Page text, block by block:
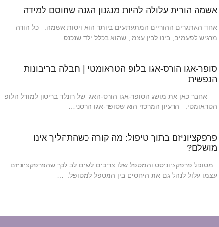
אשמה הורית עלולה להיות מנגנון הגנה שחוסם למידה
אחד האתגרים ההוריים המתעתעים ביותר הוא ויסות אשמה. כל הורה
מרגיש לפעמים, בינו לבין עצמו, שהוא בכלל ילד שנכנס…
סופר-אגו הורס-אגו בלופ הטראומטי | חבלה בריבונות
הנפשית
אחבר כאן את מושג הסופר-אגו הורס-האגו של רונלד בריטון למודל הלופ
הטראומטי. הרעיון המרכזי הוא שסופר-אגו הרסני…
פרפקציוניזם בתוך טיפול: מה קורה כשהתהליך אינו
מושלם?
מטופל פרפקציוניסט והמטפל שלו צריכים לשים לב לכך שהפרפקציוניזם
עצמו עלול לנהל גם את היחסים בין המטפל למטופל. …